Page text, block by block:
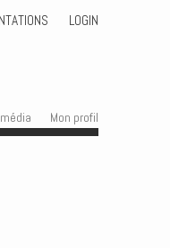
LOGIN
Mon profil